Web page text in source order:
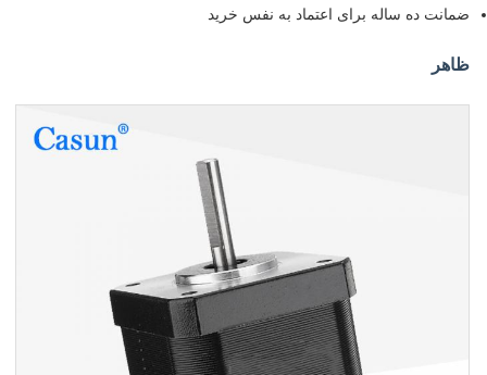
ضمانت ده ساله برای اعتماد به نفس خرید
ظاهر